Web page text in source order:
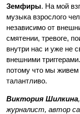
Земфиры. На мой
музыка взрослого
независимо от
смятении, тревоге,
внутри нас и уже не
внешними
потому что мы
талантливо.
Виктория Шилкина
журналист, автор